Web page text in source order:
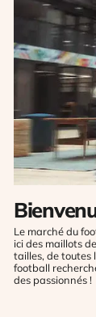
Le marché du
ici des maillots
tailles, de toutes
football
des passionnés !